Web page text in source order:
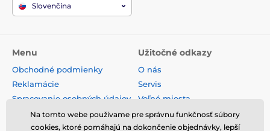
Slovenčina
Menu
Obchodné podmienky
Reklamácie
Spracovanie osobných údajov
Doprava a platba
Odstúpenie od zmluvy
Užitočné odkazy
O nás
Servis
Voľné miesta
Kontakt
Na tomto webe používame pre správnu funkčnosť súbory
cookies, ktoré pomáhajú na dokončenie objednávky, lepší